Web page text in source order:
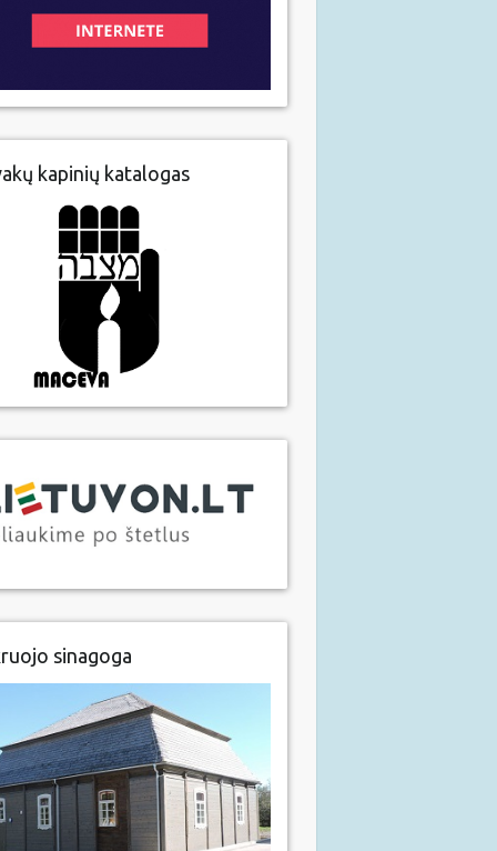
kapinių katalogas
sinagoga